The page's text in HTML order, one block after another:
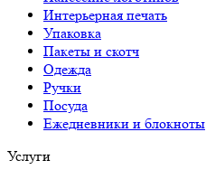
Интерьерная печать
Упаковка
Пакеты и скотч
Одежда
Ручки
Посуда
Ежедневники и блокноты
Услуги